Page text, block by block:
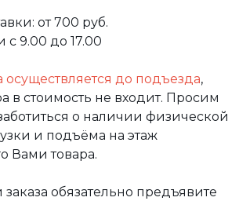
от 700 руб.
с 9.00 до 17.00
осуществляется до подъезда,
в стоимость не входит. Просим
о наличии физической
и подъёма на этаж
Вами товара.
обязательно предъявите